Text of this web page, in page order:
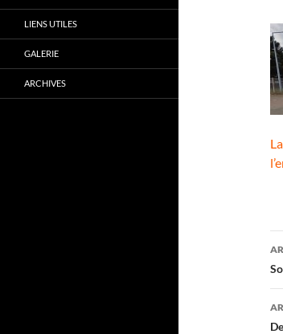
LIENS UTILES
GALERIE
ARCHIVES